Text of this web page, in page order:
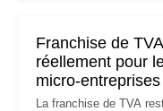
Franchise de
réellement pour
micro-entreprises
La franchise de TVA